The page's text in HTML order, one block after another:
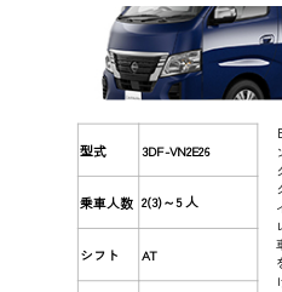
型式 3DF-VN2E26
乗車人数 2(3)～5 人
シフト AT